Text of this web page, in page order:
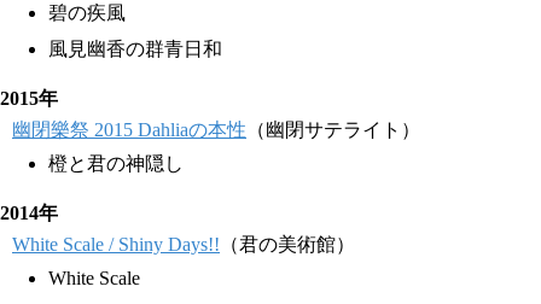
碧の疾風
風見幽香の群青日和
2015年
幽閉樂祭 2015 Dahliaの本性 （幽閉サテライト）
橙と君の神隠し
2014年
White Scale / Shiny Days!! （君の美術館）
White Scale